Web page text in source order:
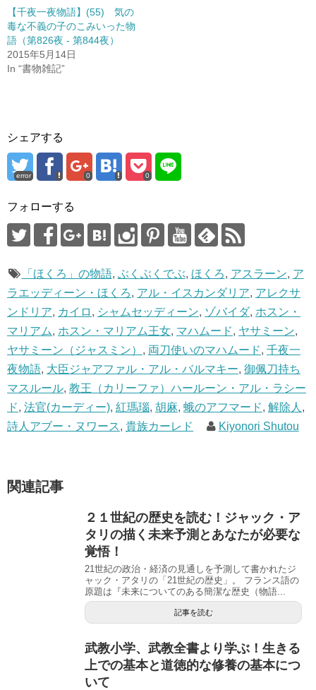
ウ
ィ
ン
ド
ウ
で
開
き
ま
て
く
だ
さ
い
新
ま
す
【千夜一夜物語】(55) 気の
毒な不義の子のこみいった物
語（第826夜 - 第844夜）
2015年5月14日
In “書物雑記”
シェアする
error 0 0
フォローする
「ほくろ」の物語, ぶくぶくでぶ, ほくろ, アスラーン, ア
ラエッディーン・ほくろ, アル・イスカンダリア, アレクサ
ンドリア, カイロ , シャムセッディーン, ゾバイダ, ホスン・
マリアム, ホスン・マリアム王女, マハムード, ヤサミーン,
ヤサミーン（ジャスミン） , 両刀使いのマハムード, 千夜一
夜物語, 大臣ジャアファル・アル・バルマキー, 御佩刀持ち
マスルール, 教王（カリーファ）ハールーン・アル・ラシー
ド, 法官(カーディー), 紅瑪瑙, 胡麻, 蛾のアフマード, 解除人 ,
詩人アブー・ヌワース, 貴族カーレド Kiyonori Shutou
関連記事
２１世紀の歴史を読む！ジャック・ア
タリの描く未来予測とあなたが必要な
覚悟！
21世紀の政治・経済の見通しを予測して書かれたジ
ャック・アタリの「21世紀の歴史」。 フランス語の
原題は『未来についてのある簡潔な歴史（物語...
記事を読む
武教小学、武教全書より学ぶ！生きる
上での基本と道徳的な修養の基本につ
いて